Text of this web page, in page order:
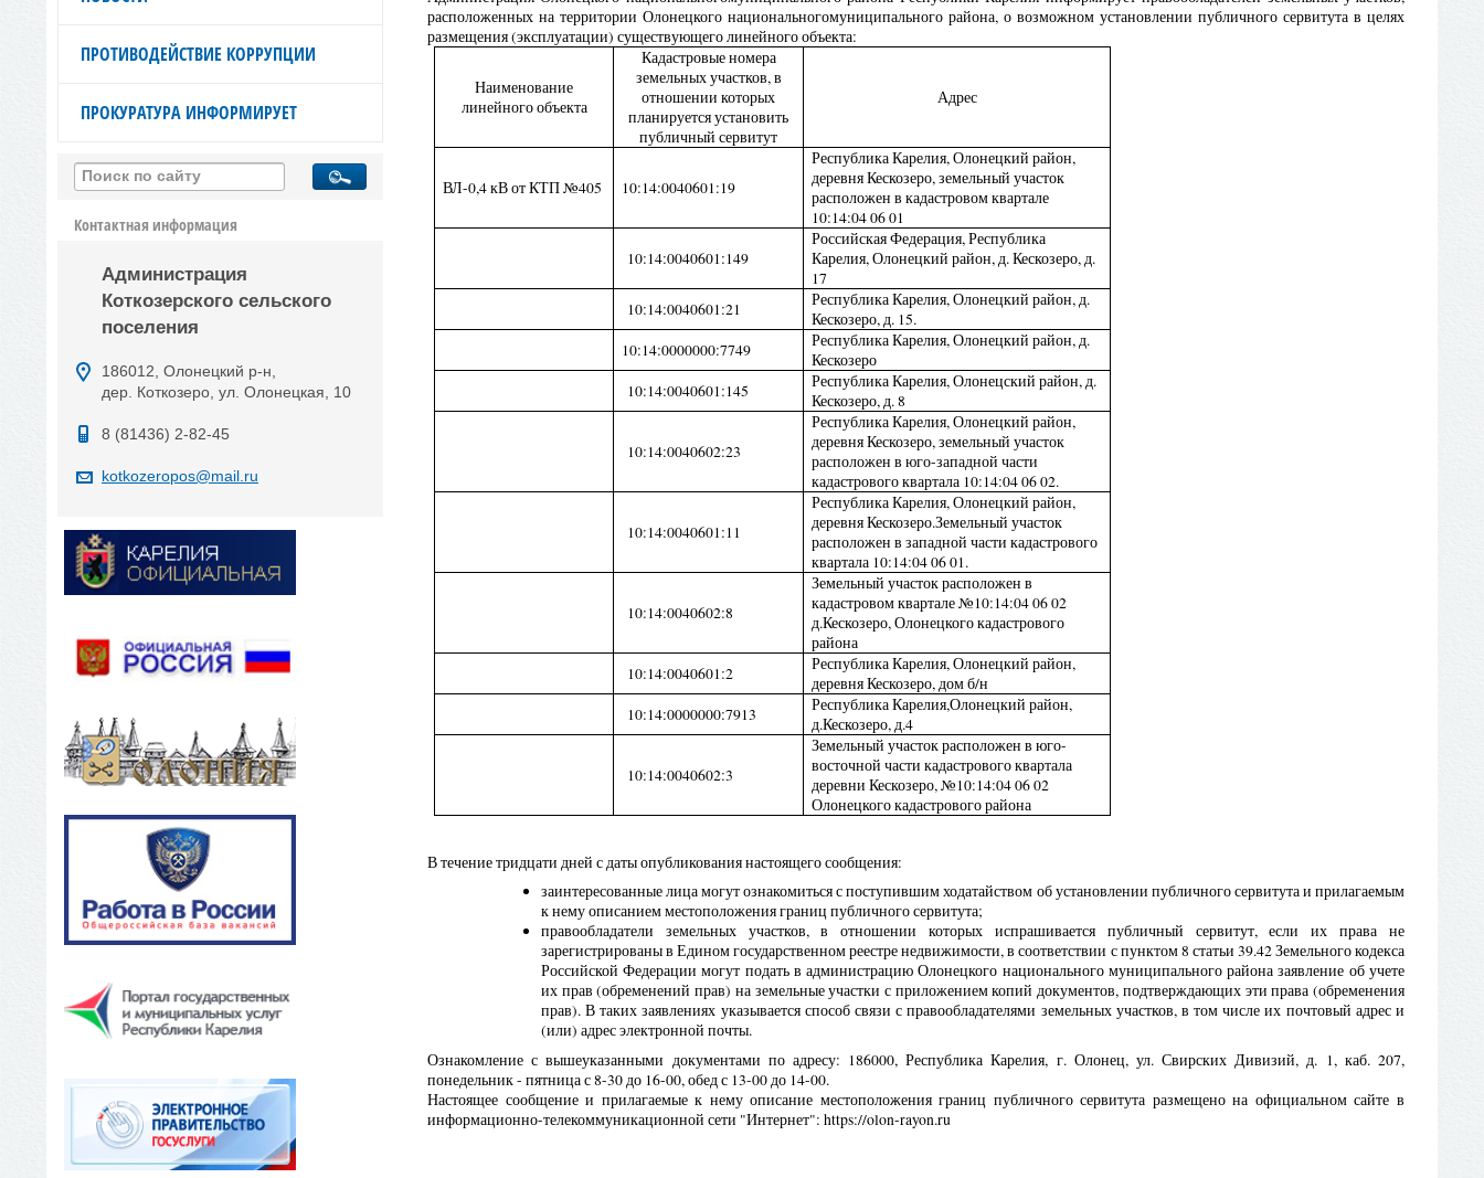
ПРОТИВОДЕЙСТВИЕ КОРРУПЦИИ
ПРОКУРАТУРА ИНФОРМИРУЕТ
Контактная информация
Администрация
Коткозерского сельского
поселения
186012, Олонецкий р-н,
дер. Коткозеро, ул. Олонецкая, 10
8 (81436) 2-82-45
kotkozeropos@mail.ru
расположенных на территории Олонецкого национальногомуниципального района, о возможном установлении публичного сервитута в целях
размещения (эксплуатации) существующего линейного объекта:
Наименование
линейного объекта
Кадастровые номера
земельных участков, в
отношении которых
планируется установить
публичный сервитут
Адрес
ВЛ-0,4 кВ от КТП №405 10:14:0040601:19
Республика Карелия, Олонецкий район,
деревня Кескозеро, земельный участок
расположен в кадастровом квартале
10:14:04 06 01
10:14:0040601:149
Российская Федерация, Республика
Карелия, Олонецкий район, д. Кескозеро, д.
17
10:14:0040601:21
Республика Карелия, Олонецкий район, д.
Кескозеро, д. 15.
10:14:0000000:7749
Республика Карелия, Олонецкий район, д.
Кескозеро
10:14:0040601:145
Республика Карелия, Олонецский район, д.
Кескозеро, д. 8
10:14:0040602:23
Республика Карелия, Олонецкий район,
деревня Кескозеро, земельный участок
расположен в юго-западной части
кадастрового квартала 10:14:04 06 02.
10:14:0040601:11
Республика Карелия, Олонецкий район,
деревня Кескозеро.Земельный участок
расположен в западной части кадастрового
квартала 10:14:04 06 01.
10:14:0040602:8
Земельный участок расположен в
кадастровом квартале №10:14:04 06 02
д.Кескозеро, Олонецкого кадастрового
района
10:14:0040601:2
Республика Карелия, Олонецкий район,
деревня Кескозеро, дом б/н
10:14:0000000:7913
Республика Карелия,Олонецкий район,
д.Кескозеро, д.4
10:14:0040602:3
Земельный участок расположен в юго-
восточной части кадастрового квартала
деревни Кескозеро, №10:14:04 06 02
Олонецкого кадастрового района
В течение тридцати дней с даты опубликования настоящего сообщения:
заинтересованные лица могут ознакомиться с поступившим ходатайством об установлении публичного сервитута и прилагаемым
к нему описанием местоположения границ публичного сервитута;
правообладатели земельных участков, в отношении которых испрашивается публичный сервитут, если их права не
зарегистрированы в Едином государственном реестре недвижимости, в соответствии с пунктом 8 статьи 39.42 Земельного кодекса
Российской Федерации могут подать в администрацию Олонецкого национального муниципального района заявление об учете
их прав (обременений прав) на земельные участки с приложением копий документов, подтверждающих эти права (обременения
прав). В таких заявлениях указывается способ связи с правообладателями земельных участков, в том числе их почтовый адрес и
(или) адрес электронной почты.
Ознакомление с вышеуказанными документами по адресу: 186000, Республика Карелия, г. Олонец, ул. Свирских Дивизий, д. 1, каб. 207,
понедельник - пятница с 8-30 до 16-00, обед с 13-00 до 14-00.
Настоящее сообщение и прилагаемые к нему описание местоположения границ публичного сервитута размещено на официальном сайте в
информационно-телекоммуникационной сети "Интернет": https://olon-rayon.ru